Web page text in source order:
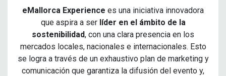
eMallorca Experience es una iniciativa innovadora
que aspira a ser líder en el ámbito de la
sostenibilidad, con una clara presencia en los
mercados locales, nacionales e internacionales. Esto
se logra a través de un exhaustivo plan de marketing y
comunicación que garantiza la difusión del evento y,